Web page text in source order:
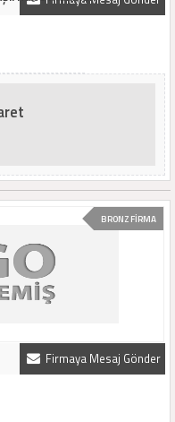
BRONZ FİRMA
Firmaya Mesaj Gönder